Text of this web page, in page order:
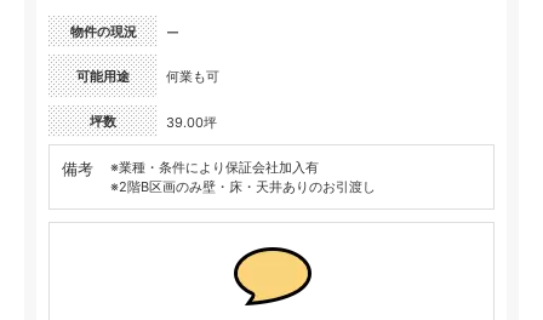
物件の現況 ー
可能用途 何業も可
坪数 39.00坪
備考
※業種・条件により保証会社加入有
※2階B区画のみ壁・床・天井ありのお引渡し